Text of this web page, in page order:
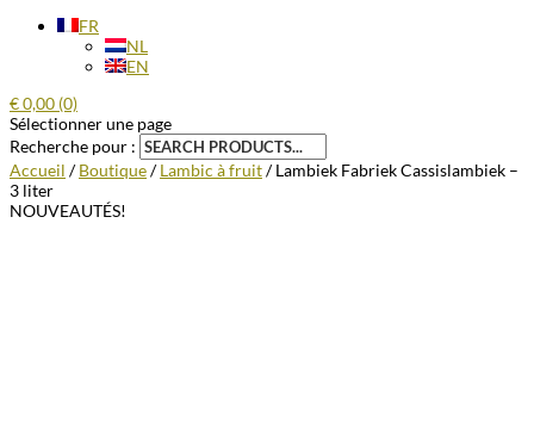
FR
NL
EN
€0,00 (0)
Sélectionner une page
Recherche pour :
Accueil /Boutique/Lambic à fruit/ Lambiek Fabriek Cassislambiek –
3 liter
NOUVEAUTÉS!